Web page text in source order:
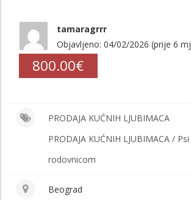
tamaragrrr
Objavljeno: 04/02/2026 (prije 6
800.00€
PRODAJA KUĆNIH LJUBIMACA
PRODAJA KUĆNIH LJUBIMACA / Psi
rodovnicom
Beograd